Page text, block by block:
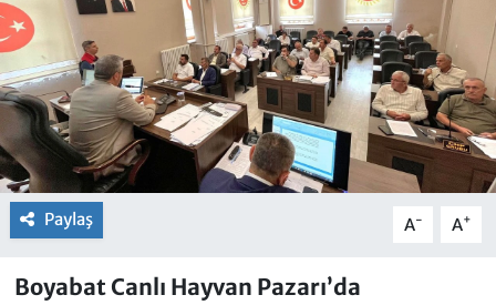
Paylaş A- A+
Boyabat Canlı Hayvan Pazarı’da